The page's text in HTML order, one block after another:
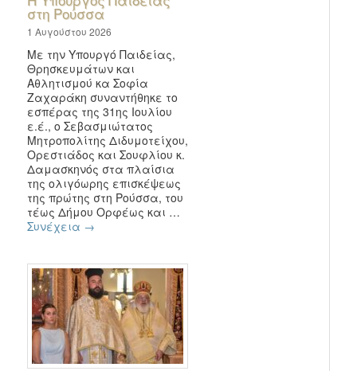
στη Ρούσσα
1 Αυγούστου 2026
Με την Υπουργό Παιδείας,
Θρησκευμάτων και
Αθλητισμού κα Σοφία
Ζαχαράκη συναντήθηκε το
εσπέρας της 31ης Ιουλίου
ε.έ., ο Σεβασμιώτατος
Μητροπολίτης Διδυμοτείχου,
Ορεστιάδος και Σουφλίου κ.
Δαμασκηνός στα πλαίσια
της ολιγόωρης επισκέψεως
της πρώτης στη Ρούσσα, του
τέως Δήμου Ορφέως και …
Συνέχεια →